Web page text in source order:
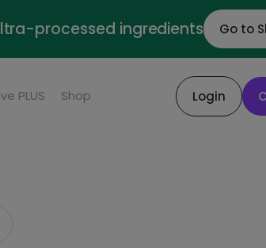
processed ingredients Go to
PLUS Shop Login